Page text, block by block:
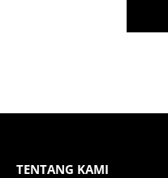
TENTANG KAMI